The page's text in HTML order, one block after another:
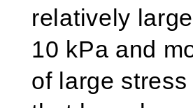
relatively
10 kPa and
of large